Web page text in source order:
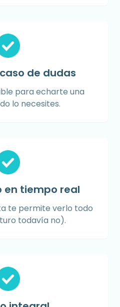
de dudas
para echarte una
lo necesites.
en tiempo real
te permite verlo todo
todavía no).